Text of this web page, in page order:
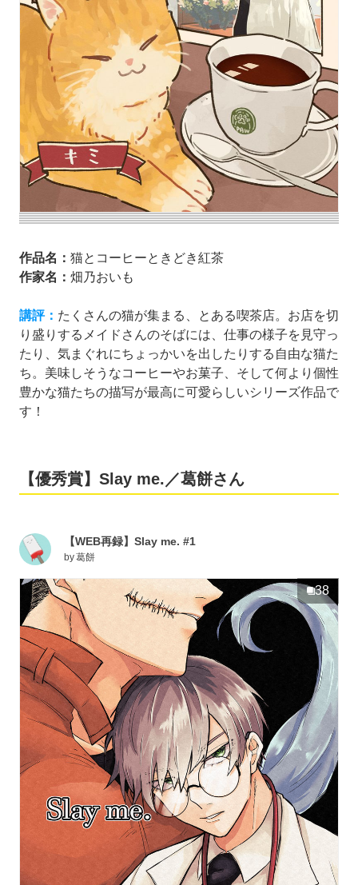
作品名： 猫とコーヒーときどき紅茶
作家名： 畑乃おいも
講評： たくさんの猫が集まる、とある喫茶店。お店を切
り盛りするメイドさんのそばには、仕事の様子を見守っ
たり、気まぐれにちょっかいを出したりする自由な猫た
ち。美味しそうなコーヒーやお菓子、そして何より個性
豊かな猫たちの描写が最高に可愛らしいシリーズ作品で
す！
【優秀賞】Slay me.／葛餅さん
【WEB再録】Slay me. #1
by葛餅
38